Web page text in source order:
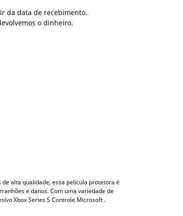
da data de recebimento.
o dinheiro.
alta qualidade, essa película protetora é
e danos. Com uma variedade de
Xbox Series S Controle Microsoft .